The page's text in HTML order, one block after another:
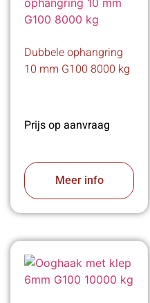
Dubbele ophangring
10 mm G100 8000 kg
Prijs op aanvraag
Meer info